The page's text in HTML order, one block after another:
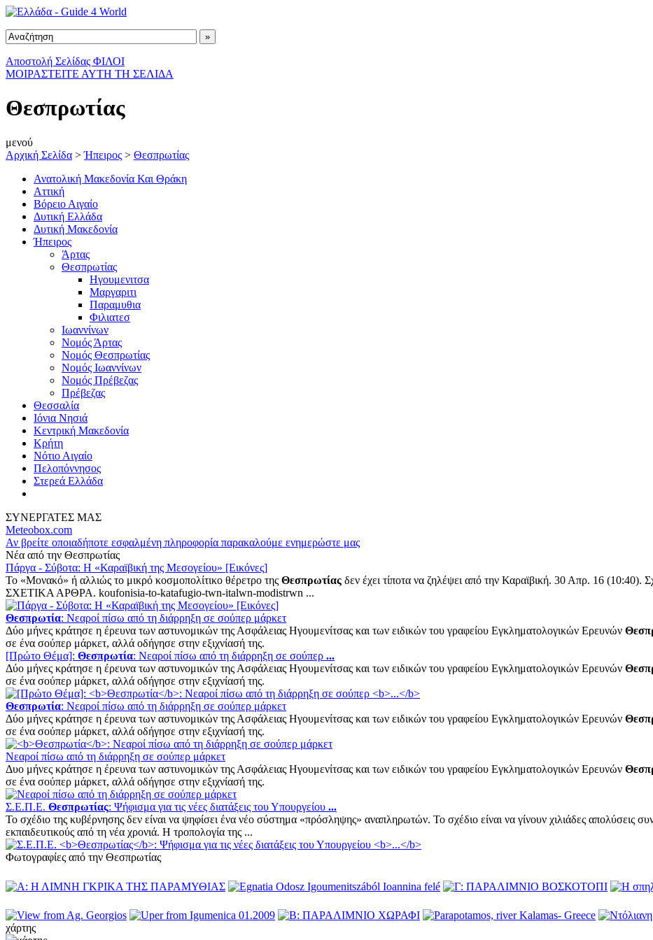
Αποστολή Σελίδας ΦΙΛΟΙ
ΜΟΙΡΑΣΤΕΙΤΕ ΑΥΤΗ ΤΗ ΣΕΛΙΔΑ
Θεσπρωτίας
μενού
Αρχική Σελίδα >Ήπειρος > Θεσπρωτίας
Ανατολική Μακεδονία Και Θράκη
Αττική
Βόρειο Αιγαίο
Δυτική Ελλάδα
Δυτική Μακεδονία
Ήπειρος
Άρτας
Θεσπρωτίας
Ηγουμενιτσα
Μαργαριτι
Παραμυθια
Φιλιατεσ
Ιωαννίνων
Νομός Άρτας
Νομός Θεσπρωτίας
Νομός Ιωαννίνων
Νομός Πρέβεζας
Πρέβεζας
Θεσσαλία
Ιόνια Νησιά
Κεντρική Μακεδονία
Κρήτη
Νότιο Αιγαίο
Πελοπόννησος
Στερεά Ελλάδα
ΣΥΝΕΡΓΑΤΕΣ ΜΑΣ
Meteobox.com
Αν βρείτε οποιαδήποτε εσφαλμένη πληροφορία παρακαλούμε ενημερώστε μας
Νέα από την Θεσπρωτίας
Πάργα - Σύβοτα: Η «Καραϊβική της Μεσογείου» [Εικόνες]
Το «Μονακό» ή αλλιώς το μικρό κοσμοπολίτικο θέρετρο της Θεσπρωτίας δεν έχει τίποτα να ζηλέψει από την Καραϊβική. 30 Απρ. 16
ΣΧΕΤΙΚΑ ΑΡΘΡΑ. koufonisia-to-katafugio-twn-italwn-modistrwn ...
Θεσπρωτία: Νεαροί πίσω από τη διάρρηξη σε σούπερ μάρκετ
Δύο μήνες κράτησε η έρευνα των αστυνομικών της Ασφάλειας Ηγουμενίτσας και των ειδικών του γραφείου Εγκληματολογικών Ερευνών
σε ένα σούπερ μάρκετ, αλλά οδήγησε στην εξιχνίασή της.
[Πρώτο Θέμα]: Θεσπρωτία: Νεαροί πίσω από τη διάρρηξη σε σούπερ ...
Δύο μήνες κράτησε η έρευνα των αστυνομικών της Ασφάλειας Ηγουμενίτσας και των ειδικών του γραφείου Εγκληματολογικών Ερευνών
σε ένα σούπερ μάρκετ, αλλά οδήγησε στην εξιχνίασή της.
Θεσπρωτία: Νεαροί πίσω από τη διάρρηξη σε σούπερ μάρκετ
Δύο μήνες κράτησε η έρευνα των αστυνομικών της Ασφάλειας Ηγουμενίτσας και των ειδικών του γραφείου Εγκληματολογικών Ερευνών
σε ένα σούπερ μάρκετ, αλλά οδήγησε στην εξιχνίασή της.
Νεαροί πίσω από τη διάρρηξη σε σούπερ μάρκετ
Δυο μήνες κράτησε η έρευνα των αστυνομικών της Ασφάλειας Ηγουμενίτσας και των ειδικών του γραφείου Εγκληματολογικών Ερευνών
σε ένα σούπερ μάρκετ, αλλά οδήγησε στην εξιχνίασή της.
Σ.Ε.Π.Ε. Θεσπρωτίας: Ψήφισμα για τις νέες διατάξεις του Υπουργείου ...
Το σχέδιο της κυβέρνησης δεν είναι να ψηφίσει ένα νέο σύστημα «πρόσληψης» αναπληρωτών. Το σχέδιο είναι να γίνουν χιλιάδες απολύσεις
εκπαιδευτικούς από τη νέα χρονιά. Η τροπολογία της ...
Φωτογραφίες από την Θεσπρωτίας
χάρτης